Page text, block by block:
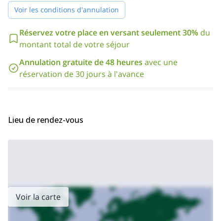
Voir les conditions d'annulation
Réservez votre place en versant seulement 30% du
montant total de votre séjour
Annulation gratuite de 48 heures avec une
réservation de 30 jours à l'avance
Lieu de rendez-vous
Voir la carte